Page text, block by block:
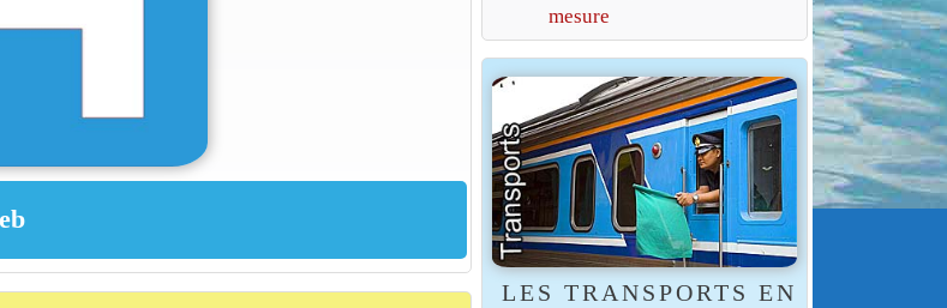
mesure
LES TRANSPORTS EN